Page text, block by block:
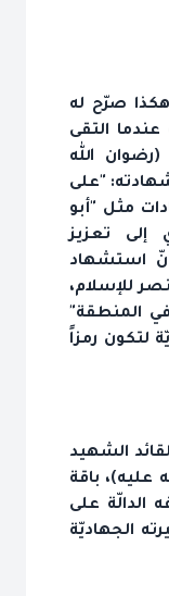
صرّح له
التقى
الله
"على
مثل "أبو
تعزيز
استشهاد
للإسلام،
في المنطقة"
لتكون رمزاً
الشهيد
عليه)، باقة
على
الجهاديّة